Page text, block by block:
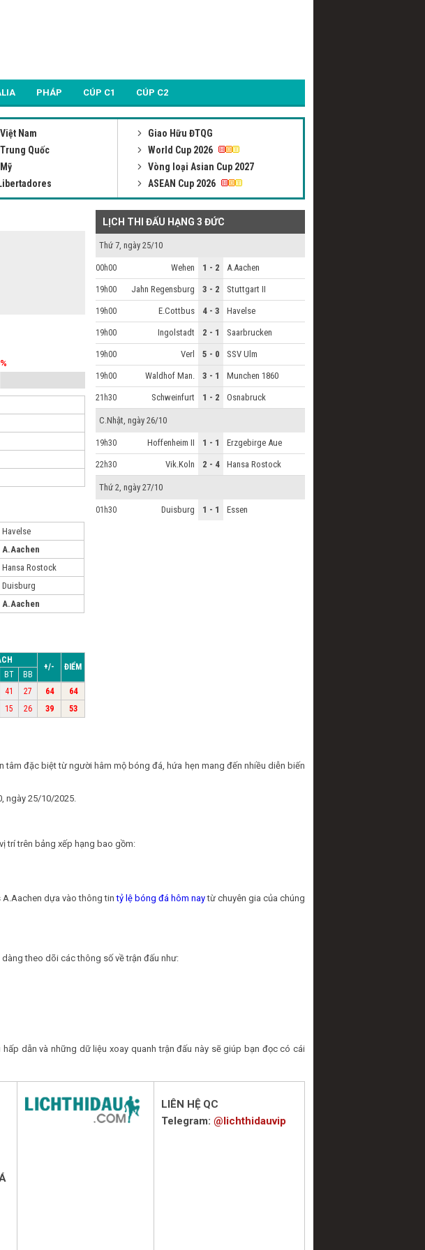
PHÁP CÚP C1 CÚP C2
Nam
Quốc
Giao Hữu ĐTQG
World Cup 2026
Vòng loại Asian Cup 2027
ASEAN Cup 2026
Havelse
A.Aachen
Hansa Rostock
Duisburg
A.Aachen
+/- ĐIỂM
BT
BB
41 27 64
64
15 26 39 53
LỊCH THI ĐẤU HẠNG 3 ĐỨC
Thứ 7, ngày 25/10
00h00 Wehen 1 - 2 A.Aachen
19h00 Jahn Regensburg 3 - 2 Stuttgart II
19h00 E.Cottbus 4 - 3 Havelse
19h00 Ingolstadt 2 - 1 Saarbrucken
19h00 Verl 5 - 0 SSV Ulm
19h00 Waldhof Man. 3 - 1 Munchen 1860
21h30 Schweinfurt 1 - 2 Osnabruck
C.Nhật, ngày 26/10
19h30 Hoffenheim II 1 - 1 Erzgebirge Aue
22h30 Vik.Koln 2 - 4 Hansa Rostock
Thứ 2, ngày 27/10
01h30 Duisburg 1 - 1 Essen
đặc biệt từ người hâm mộ bóng đá, hứa hẹn mang đến nhiều diễn biến
ngày 25/10/2025.
trí trên bảng xếp hạng bao gồm:
A.Aachen dựa vào thông tintỷ lệ bóng đá hôm naytừ chuyên gia của chúng
theo dõi các thông số về trận đấu như:
dẫn và những dữ liệu xoay quanh trận đấu này sẽ giúp bạn đọc có cái
LIÊN HỆ QC
Telegram: @lichthidauvip